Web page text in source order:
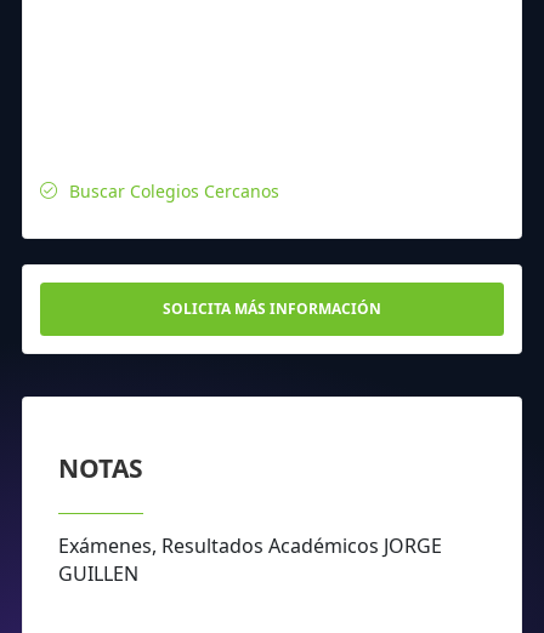
Buscar Colegios Cercanos
SOLICITA MÁS INFORMACIÓN
NOTAS
Exámenes, Resultados Académicos JORGE
GUILLEN